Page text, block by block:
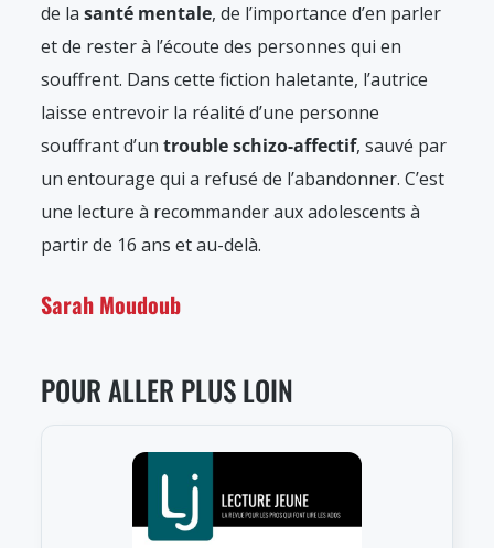
de la santé mentale, de l’importance d’en parler
et de rester à l’écoute des personnes qui en
souffrent. Dans cette fiction haletante, l’autrice
laisse entrevoir la réalité d’une personne
souffrant d’un trouble schizo-affectif, sauvé par
un entourage qui a refusé de l’abandonner. C’est
une lecture à recommander aux adolescents à
partir de 16 ans et au-delà.
Sarah Moudoub
POUR ALLER PLUS LOIN